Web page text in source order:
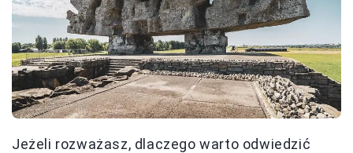
Jeżeli rozważasz, dlaczego warto odwiedzić